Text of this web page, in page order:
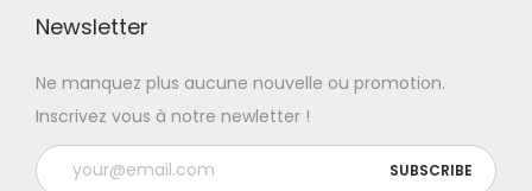
Newsletter
Ne manquez plus aucune nouvelle ou promotion.
Inscrivez vous à notre newletter !